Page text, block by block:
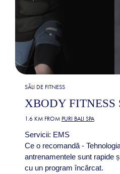
SĂLI DE FITNESS
XBODY FITNESS
1.6 KM FROM PURI BALI SPA
Servicii: EMS
Ce o recomandă -
antrenamentele sunt rapide
cu un program încărcat.